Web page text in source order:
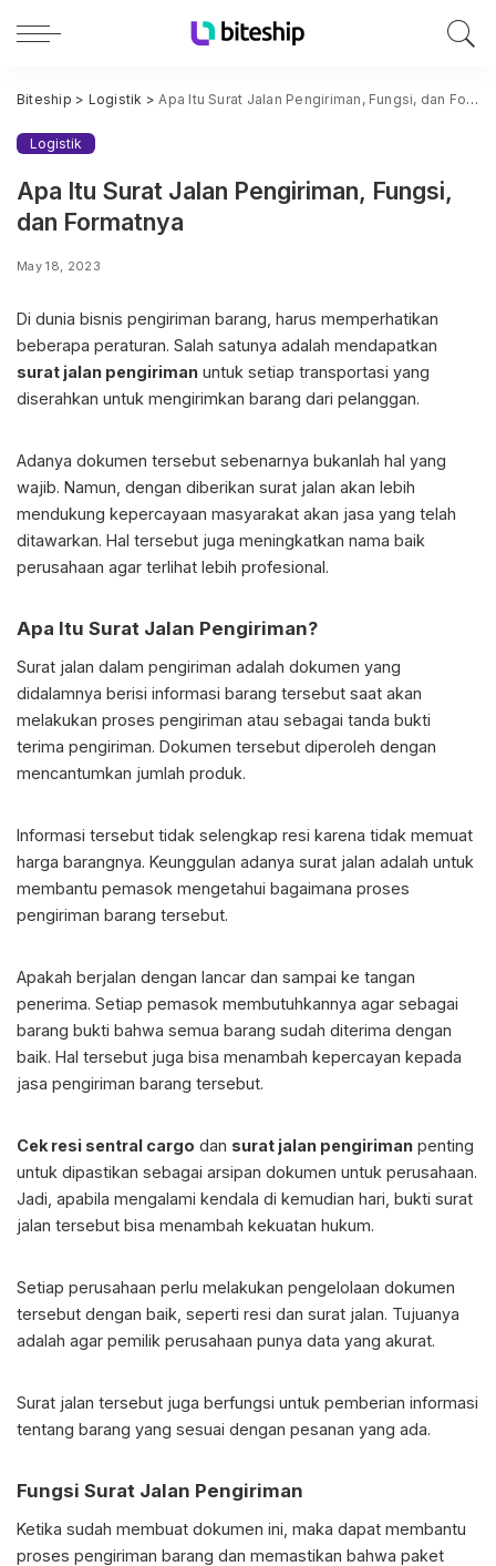
Biteship > Logistik >Apa Itu Surat Jalan Pengiriman, Fungsi, dan Formatnya
Logistik
Apa Itu Surat Jalan Pengiriman, Fungsi,
dan Formatnya
May 18, 2023
Di dunia bisnis pengiriman barang, harus memperhatikan
beberapa peraturan. Salah satunya adalah mendapatkan
surat jalan pengiriman untuk setiap transportasi yang
diserahkan untuk mengirimkan barang dari pelanggan.
Adanya dokumen tersebut sebenarnya bukanlah hal yang
wajib. Namun, dengan diberikan surat jalan akan lebih
mendukung kepercayaan masyarakat akan jasa yang telah
ditawarkan. Hal tersebut juga meningkatkan nama baik
perusahaan agar terlihat lebih profesional.
Apa Itu Surat Jalan Pengiriman?
Surat jalan dalam pengiriman adalah dokumen yang
didalamnya berisi informasi barang tersebut saat akan
melakukan proses pengiriman atau sebagai tanda bukti
terima pengiriman. Dokumen tersebut diperoleh dengan
mencantumkan jumlah produk.
Informasi tersebut tidak selengkap resi karena tidak memuat
harga barangnya. Keunggulan adanya surat jalan adalah untuk
membantu pemasok mengetahui bagaimana proses
pengiriman barang tersebut.
Apakah berjalan dengan lancar dan sampai ke tangan
penerima. Setiap pemasok membutuhkannya agar sebagai
barang bukti bahwa semua barang sudah diterima dengan
baik. Hal tersebut juga bisa menambah kepercayan kepada
jasa pengiriman barang tersebut.
Cek resi sentral cargo dan surat jalan pengiriman penting
untuk dipastikan sebagai arsipan dokumen untuk perusahaan.
Jadi, apabila mengalami kendala di kemudian hari, bukti surat
jalan tersebut bisa menambah kekuatan hukum.
Setiap perusahaan perlu melakukan pengelolaan dokumen
tersebut dengan baik, seperti resi dan surat jalan. Tujuanya
adalah agar pemilik perusahaan punya data yang akurat.
Surat jalan tersebut juga berfungsi untuk pemberian informasi
tentang barang yang sesuai dengan pesanan yang ada.
Fungsi Surat Jalan Pengiriman
Ketika sudah membuat dokumen ini, maka dapat membantu
proses pengiriman barang dan memastikan bahwa paket